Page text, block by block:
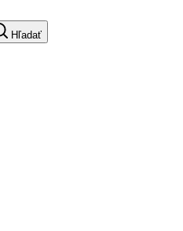
Hľadať